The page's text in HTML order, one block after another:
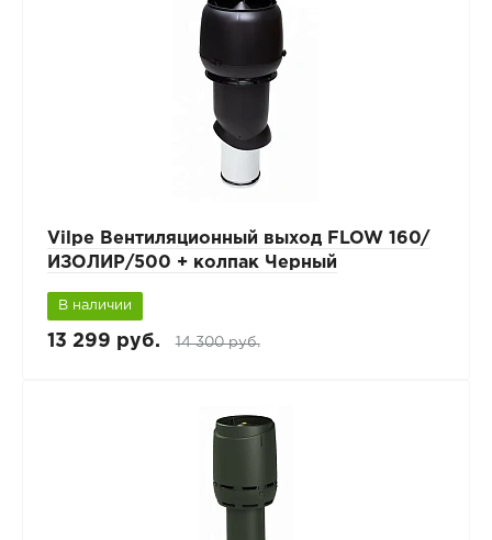
Vilpe Вентиляционный выход FLOW 160/
ИЗОЛИР/500 + колпак Черный
В наличии
13 299 руб. 14 300 руб.